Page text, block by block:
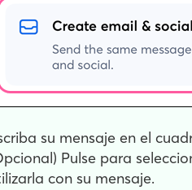
su mensaje en el
Pulse para
con su mensaje.